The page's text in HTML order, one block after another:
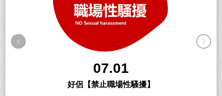
07.01
好侶【禁止職場性騷擾】